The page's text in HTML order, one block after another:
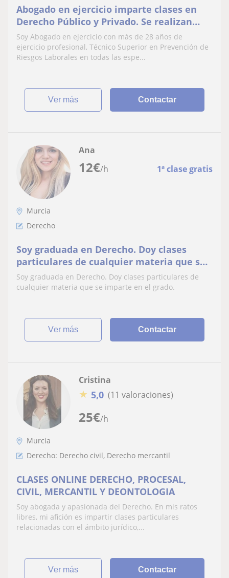
Abogado en ejercicio imparte clases en
Derecho Público y Privado. Se realizan
TFG/TFM
Soy Abogado en ejercicio con más de 28 años de
ejercicio profesional, Técnico Superior en Prevención de
Riesgos Laborales en todas las espe...
ver más Contactar
12€/h 1ª clase gratis
Ana
Murcia
Derecho
Soy graduada en Derecho. Doy clases
particulares de cualquier materia que se
imparte en el grado
Soy graduada en Derecho. Doy clases particulares de
cualquier materia que se imparte en el grado.
ver más Contactar
25€/h
Cristina
★ 5,0 (11 valoraciones)
Murcia
Derecho: Derecho civil, Derecho mercantil
CLASES ONLINE DERECHO, PROCESAL,
CIVIL, MERCANTIL Y DEONTOLOGIA
Soy abogada y apasionada del Derecho. En mis ratos
libres, mi afición es impartir clases particulares
relacionadas con el ámbito jurídico,...
ver más Contactar